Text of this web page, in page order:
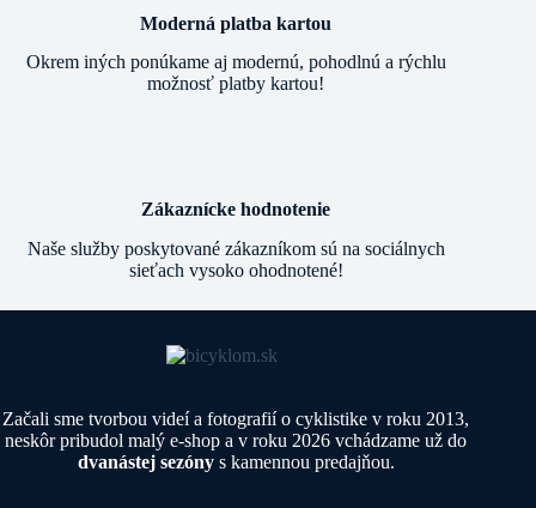
Moderná platba kartou
Okrem iných ponúkame aj modernú, pohodlnú a rýchlu
možnosť platby kartou!
Zákaznícke hodnotenie
Naše služby poskytované zákazníkom sú na sociálnych
sieťach vysoko ohodnotené!
Začali sme tvorbou videí a fotografií o cyklistike v roku 2013,
neskôr pribudol malý e-shop a v roku 2026 vchádzame už do
dvanástej sezónys kamennou predajňou.